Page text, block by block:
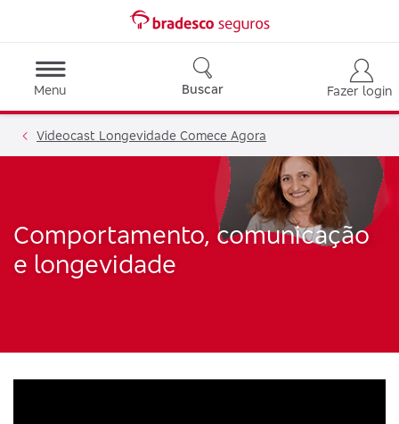
Menu Buscar Fazer login
Videocast Longevidade Comece Agora
Comportamento, comunicação
e longevidade